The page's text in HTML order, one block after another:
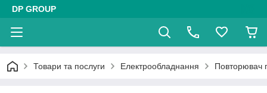
DP GROUP
Товари та послуги Електрообладнання Повторювач